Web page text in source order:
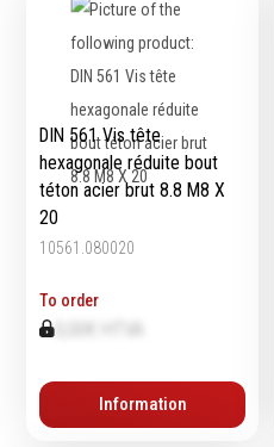
DIN 561 Vis tête
hexagonale réduite bout
téton acier brut 8.8 M8 X
20
10561.080020
To order
0,00€ HTVA
Information